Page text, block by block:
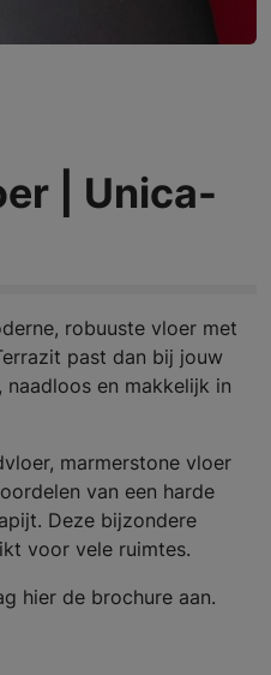
| Unica-
robuuste vloer met
past dan bij jouw
en makkelijk in
marmerstone vloer
van een harde
Deze bijzondere
voor vele ruimtes.
hier de brochure aan.